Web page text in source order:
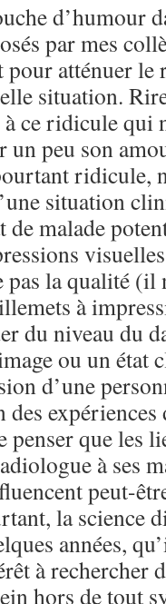
d’humour
par mes
pour atténuer
situation.
à ce ridicule qui
un peu son
ridicule,
situation
de malade
la qualité (il
à
du niveau du
ou un état
d’une
des
que les
à ses
peut-
la science
années,
à rechercher
hors de tout